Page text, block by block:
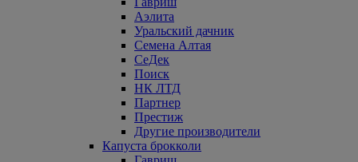
Аэлита
Уральский дачник
Семена Алтая
СеДек
Поиск
НК ЛТД
Партнер
Престиж
Другие производители
Капуста брокколи